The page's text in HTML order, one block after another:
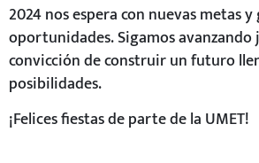
2024 nos espera con nuevas metas
oportunidades. Sigamos avanzando
convicción de construir un futuro
posibilidades.
¡Felices fiestas de parte de la UMET!